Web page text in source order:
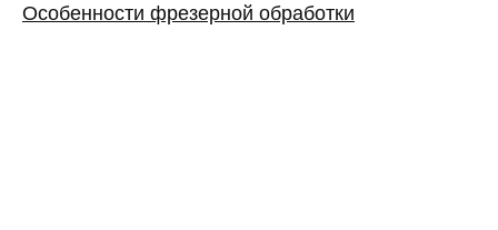
Особенности фрезерной обработки